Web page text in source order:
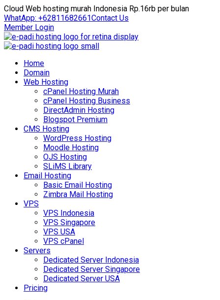
Cloud Web hosting murah Indonesia Rp.16rb per bulan
WhatApp: +62811682661Contact Us
Member Login
Home
Domain
Web Hosting
cPanel Hosting Murah
cPanel Hosting Business
DirectAdmin Hosting
Blogspot Premium
CMS Hosting
WordPress Hosting
Moodle Hosting
OJS Hosting
SLiMS Library
Email Hosting
Basic Email Hosting
Zimbra Mail Hosting
VPS
VPS Indonesia
VPS Singapore
VPS USA
VPS cPanel
Servers
Dedicated Server Indonesia
Dedicated Server Singapore
Dedicated Server USA
Pricing